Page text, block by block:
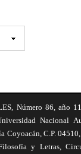
Número 86, año
Nacional
Coyoacán, C.P.
y Letras,